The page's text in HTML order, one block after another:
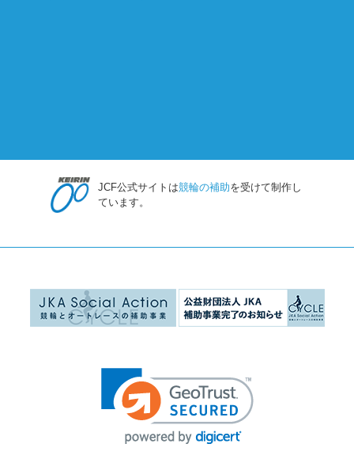
JCF公式サイトは競輪の補助を受けて制作し
ています。